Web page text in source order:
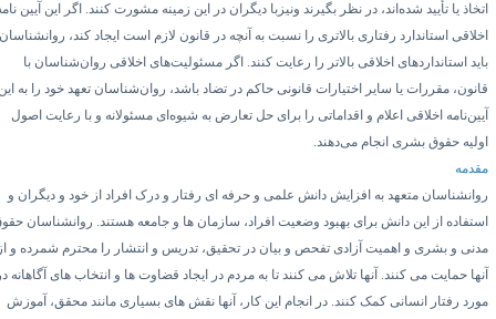
یا تأیید شده‌اند، در نظر بگیرند ونیزبا دیگران در این زمینه مشورت کنند. اگر این آیین نامه
استاندارد رفتاری بالاتری را نسبت به آنچه در قانون لازم است ایجاد کند، روانشناسان
استانداردهای اخلاقی بالاتر را رعایت کنند. اگر مسئولیت‌های اخلاقی روان‌شناسان با
مقررات یا سایر اختیارات قانونی حاکم در تضاد باشد، روان‌شناسان تعهد خود را به این
اخلاقی اعلام و اقداماتی را برای حل تعارض به شیوه‌ای مسئولانه و با رعایت اصول
حقوق بشری انجام می‌دهند.
متعهد به افزایش دانش علمی و حرفه ای رفتار و درک افراد از خود و دیگران و
از این دانش برای بهبود وضعیت افراد، سازمان ها و جامعه هستند. روانشناسان حقوق
و بشری و اهمیت آزادی تفحص و بیان در تحقیق، تدریس و انتشار را محترم شمرده و از
حمایت می کنند. آنها تلاش می کنند تا به مردم در ایجاد قضاوت ها و انتخاب های آگاهانه در
رفتار انسانی کمک کنند. در انجام این کار، آنها نقش های بسیاری مانند محقق، آموزش